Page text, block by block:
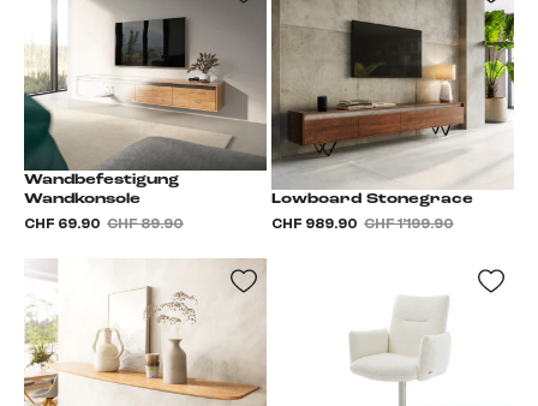
Wandbefestigung
Wandkonsole
CHF 69.90 CHF 89.90
Lowboard Stonegrace
CHF 989.90 CHF 1’199.90